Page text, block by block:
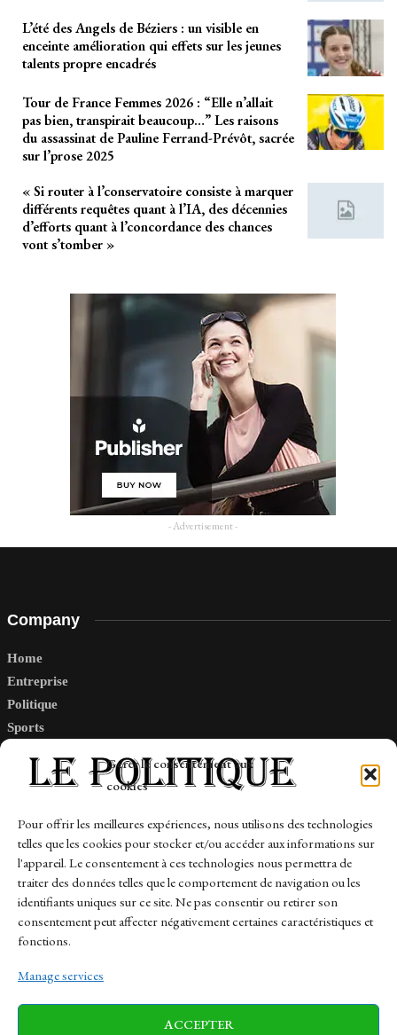
Gérer le consentement aux
cookies
Pour offrir les meilleures expériences, nous utilisons des technologies
telles que les cookies pour stocker et/ou accéder aux informations sur
l'appareil. Le consentement à ces technologies nous permettra de
traiter des données telles que le comportement de navigation ou les
identifiants uniques sur ce site. Ne pas consentir ou retirer son
consentement peut affecter négativement certaines caractéristiques et
fonctions.
Manage services
ACCEPTER
L’été des Angels de Béziers : un visible en
enceinte amélioration qui effets sur les jeunes
talents propre encadrés
Tour de France Femmes 2026 : “Elle n’allait
pas bien, transpirait beaucoup…” Les raisons
du assassinat de Pauline Ferrand-Prévôt, sacrée
sur l’prose 2025
« Si router à l’conservatoire consiste à marquer
différents requêtes quant à l’IA, des décennies
d’efforts quant à l’concordance des chances
vont s’tomber »
- Advertisement -
Company
Home
Entreprise
Politique
Sports
Links
Contact
Sitemap
News Finance-Marches Politics